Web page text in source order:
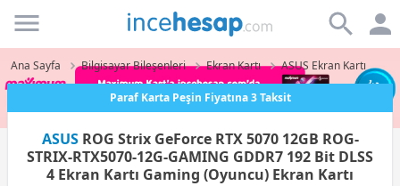
Incehesap
Ana Sayfa Bilgisayar Bileşenleri Ekran Kartı ASUS Ekran Kartı
Paraf Karta Peşin Fiyatına 3 Taksit
ASUSROG Strix GeForce RTX 5070 12GB ROG-
STRIX-RTX5070-12G-GAMING GDDR7 192 Bit DLSS
4 Ekran Kartı Gaming (Oyuncu) Ekran Kartı